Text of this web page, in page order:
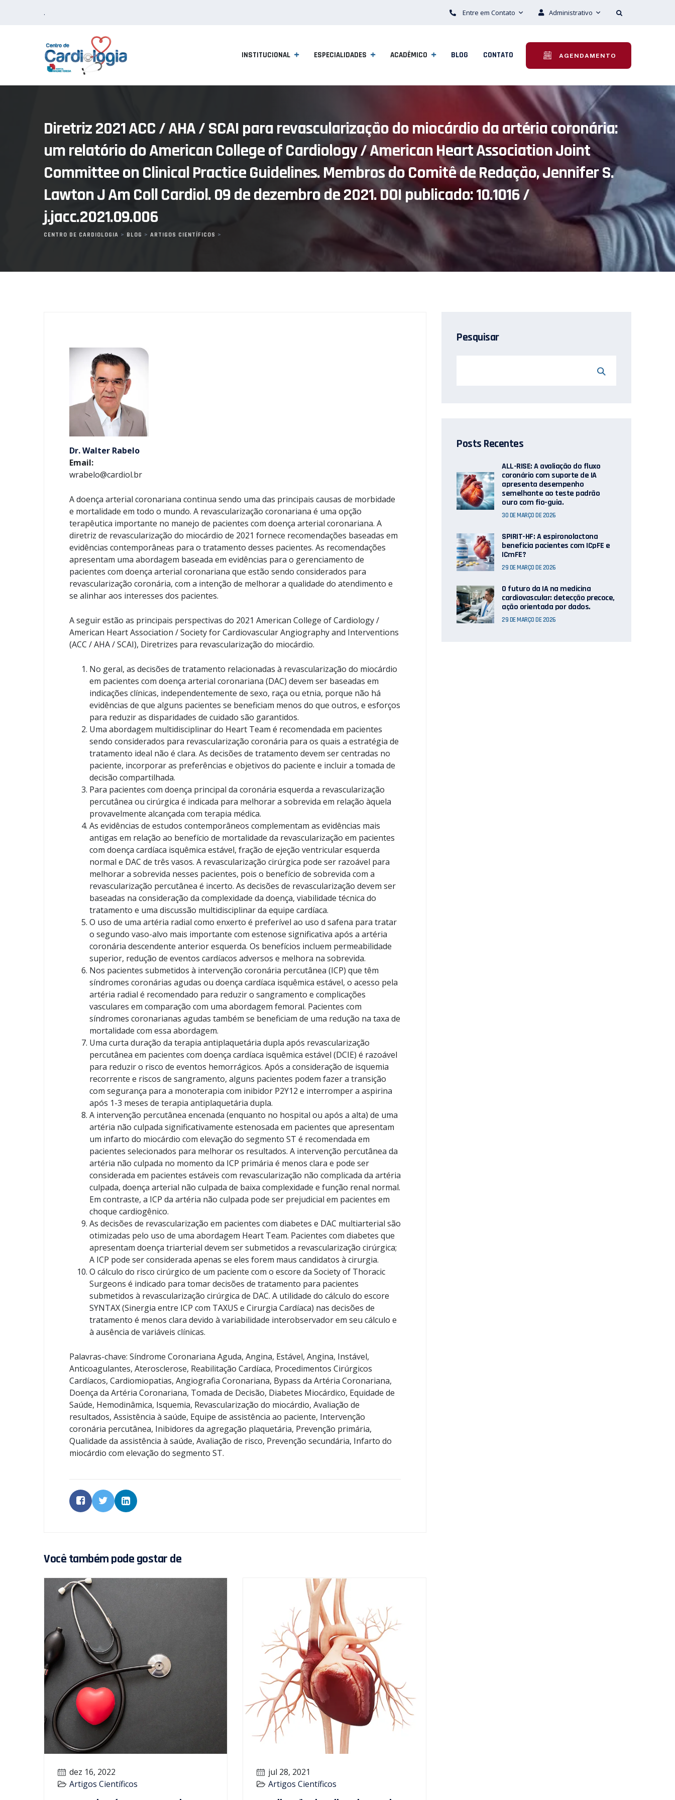
. Entre em Contato Administrativo
INSTITUCIONAL ESPECIALIDADES ACADÊMICO BLOG CONTATO AGENDAMENTO
Diretriz 2021 ACC / AHA / SCAI para revascularização do miocárdio da artéria coronária:
um relatório do American College of Cardiology / American Heart Association Joint
Committee on Clinical Practice Guidelines. Membros do Comitê de Redação, Jennifer S.
Lawton J Am Coll Cardiol. 09 de dezembro de 2021. DOI publicado: 10.1016 /
j.jacc.2021.09.006
CENTRO DE CARDIOLOGIA > BLOG > ARTIGOS CIENTÍFICOS >
Dr. Walter Rabelo
Email:
wrabelo@cardiol.br
A doença arterial coronariana continua sendo uma das principais causas de morbidade
e mortalidade em todo o mundo. A revascularização coronariana é uma opção
terapêutica importante no manejo de pacientes com doença arterial coronariana. A
diretriz de revascularização do miocárdio de 2021 fornece recomendações baseadas em
evidências contemporâneas para o tratamento desses pacientes. As recomendações
apresentam uma abordagem baseada em evidências para o gerenciamento de
pacientes com doença arterial coronariana que estão sendo considerados para
revascularização coronária, com a intenção de melhorar a qualidade do atendimento e
se alinhar aos interesses dos pacientes.
A seguir estão as principais perspectivas do 2021 American College of Cardiology /
American Heart Association / Society for Cardiovascular Angiography and Interventions
(ACC / AHA / SCAI), Diretrizes para revascularização do miocárdio.
No geral, as decisões de tratamento relacionadas à revascularização do miocárdio
em pacientes com doença arterial coronariana (DAC) devem ser baseadas em
indicações clínicas, independentemente de sexo, raça ou etnia, porque não há
evidências de que alguns pacientes se beneficiam menos do que outros, e esforços
para reduzir as disparidades de cuidado são garantidos.
Uma abordagem multidisciplinar do Heart Team é recomendada em pacientes
sendo considerados para revascularização coronária para os quais a estratégia de
tratamento ideal não é clara. As decisões de tratamento devem ser centradas no
paciente, incorporar as preferências e objetivos do paciente e incluir a tomada de
decisão compartilhada.
Para pacientes com doença principal da coronária esquerda a revascularização
percutânea ou cirúrgica é indicada para melhorar a sobrevida em relação àquela
provavelmente alcançada com terapia médica.
As evidências de estudos contemporâneos complementam as evidências mais
antigas em relação ao benefício de mortalidade da revascularização em pacientes
com doença cardíaca isquêmica estável, fração de ejeção ventricular esquerda
normal e DAC de três vasos. A revascularização cirúrgica pode ser razoável para
melhorar a sobrevida nesses pacientes, pois o benefício de sobrevida com a
revascularização percutânea é incerto. As decisões de revascularização devem ser
baseadas na consideração da complexidade da doença, viabilidade técnica do
tratamento e uma discussão multidisciplinar da equipe cardíaca.
O uso de uma artéria radial como enxerto é preferível ao uso d safena para tratar
o segundo vaso-alvo mais importante com estenose significativa após a artéria
coronária descendente anterior esquerda. Os benefícios incluem permeabilidade
superior, redução de eventos cardíacos adversos e melhora na sobrevida.
Nos pacientes submetidos à intervenção coronária percutânea (ICP) que têm
síndromes coronárias agudas ou doença cardíaca isquêmica estável, o acesso pela
artéria radial é recomendado para reduzir o sangramento e complicações
vasculares em comparação com uma abordagem femoral. Pacientes com
síndromes coronarianas agudas também se beneficiam de uma redução na taxa de
mortalidade com essa abordagem.
Uma curta duração da terapia antiplaquetária dupla após revascularização
percutânea em pacientes com doença cardíaca isquêmica estável (DCIE) é razoável
para reduzir o risco de eventos hemorrágicos. Após a consideração de isquemia
recorrente e riscos de sangramento, alguns pacientes podem fazer a transição
com segurança para a monoterapia com inibidor P2Y12 e interromper a aspirina
após 1-3 meses de terapia antiplaquetária dupla.
A intervenção percutânea encenada (enquanto no hospital ou após a alta) de uma
artéria não culpada significativamente estenosada em pacientes que apresentam
um infarto do miocárdio com elevação do segmento ST é recomendada em
pacientes selecionados para melhorar os resultados. A intervenção percutânea da
artéria não culpada no momento da ICP primária é menos clara e pode ser
considerada em pacientes estáveis com revascularização não complicada da artéria
culpada, doença arterial não culpada de baixa complexidade e função renal normal.
Em contraste, a ICP da artéria não culpada pode ser prejudicial em pacientes em
choque cardiogênico.
As decisões de revascularização em pacientes com diabetes e DAC multiarterial são
otimizadas pelo uso de uma abordagem Heart Team. Pacientes com diabetes que
apresentam doença triarterial devem ser submetidos a revascularização cirúrgica;
A ICP pode ser considerada apenas se eles forem maus candidatos à cirurgia.
O cálculo do risco cirúrgico de um paciente com o escore da Society of Thoracic
Surgeons é indicado para tomar decisões de tratamento para pacientes
submetidos à revascularização cirúrgica de DAC. A utilidade do cálculo do escore
SYNTAX (Sinergia entre ICP com TAXUS e Cirurgia Cardíaca) nas decisões de
tratamento é menos clara devido à variabilidade interobservador em seu cálculo e
à ausência de variáveis clínicas.
Palavras-chave: Síndrome Coronariana Aguda, Angina, Estável, Angina, Instável,
Anticoagulantes, Aterosclerose, Reabilitação Cardíaca, Procedimentos Cirúrgicos
Cardíacos, Cardiomiopatias, Angiografia Coronariana, Bypass da Artéria Coronariana,
Doença da Artéria Coronariana, Tomada de Decisão, Diabetes Miocárdico, Equidade de
Saúde, Hemodinâmica, Isquemia, Revascularização do miocárdio, Avaliação de
resultados, Assistência à saúde, Equipe de assistência ao paciente, Intervenção
coronária percutânea, Inibidores da agregação plaquetária, Prevenção primária,
Qualidade da assistência à saúde, Avaliação de risco, Prevenção secundária, Infarto do
miocárdio com elevação do segmento ST.
Você também pode gostar de
dez 16, 2022
Artigos Científicos
jul 28, 2021
Artigos Científicos
Pesquisar
Posts Recentes
ALL-RISE: A avaliação do fluxo
coronário com suporte de IA
apresenta desempenho
semelhante ao teste padrão
ouro com fio-guia.
30 DE MARÇO DE 2026
SPIRIT-HF: A espironolactona
beneficia pacientes com ICpFE e
ICmFE?
29 DE MARÇO DE 2026
O futuro da IA ​​na medicina
cardiovascular: detecção precoce,
ação orientada por dados.
29 DE MARÇO DE 2026